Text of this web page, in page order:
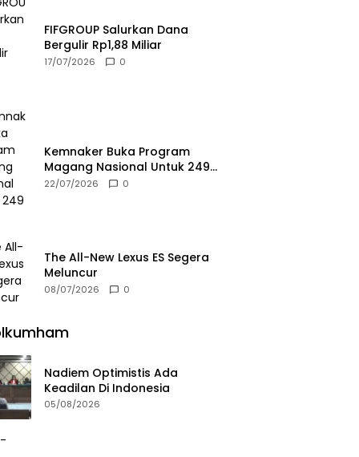
FIFGROUP Salurkan Dana
Bergulir Rp1,88 Miliar
17/07/2026 0
Kemnaker Buka Program
Magang Nasional Untuk 249
Kuota
22/07/2026 0
The All-New Lexus ES Segera
Meluncur
08/07/2026 0
Nadiem Optimistis Ada
Keadilan Di Indonesia
05/08/2026